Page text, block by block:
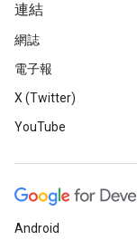
連結
網誌
電子報
X (Twitter)
YouTube
Android